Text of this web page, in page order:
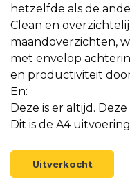
hetzelfde als de
Clean en
maandoverzichten,
met envelop
en productiviteit
En:
Deze is er altijd.
Dit is de A4
Uitverkocht